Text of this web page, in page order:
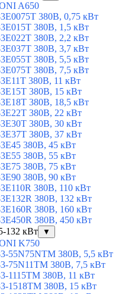
A650
380В, 0,75 кВт
380В, 1,5 кВт
380В, 2,2 кВт
380В, 3,7 кВт
380В, 5,5 кВт
380В, 7,5 кВт
380В, 11 кВт
380В, 15 кВт
380В, 18,5 кВт
380В, 22 кВт
380В, 30 кВт
380В, 37 кВт
380В, 45 кВт
380В, 55 кВт
380В, 75 кВт
380В, 90 кВт
380В, 110 кВт
380В, 132 кВт
380В, 160 кВт
380В, 450 кВт
132 кВт
▼
K750
55N75NTM 380В, 5,5 кВт
75N11TM 380В, 7,5 кВт
1115TM 380В, 11 кВт
1518TM 380В, 15 кВт